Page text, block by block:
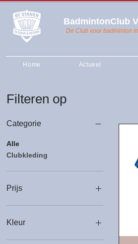
BadmintonClub
De Club voor badminton
Home Actueel
Filteren op
Categorie
Alle
Clubkleding
Prijs
€ 27
Kleur